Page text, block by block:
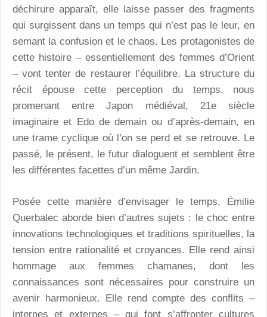
déchirure apparaît, elle laisse passer des fragments
qui surgissent dans un temps qui n’est pas le leur, en
semant la confusion et le chaos. Les protagonistes de
cette histoire – essentiellement des femmes d’Orient
– vont tenter de restaurer l’équilibre. La structure du
récit épouse cette perception du temps, nous
promenant entre Japon médiéval, 21e siècle
imaginaire et Edo de demain ou d’après-demain, en
une trame cyclique où l’on se perd et se retrouve. Le
passé, le présent, le futur dialoguent et semblent être
les différentes facettes d’un même Jardin.
Posée cette manière d’envisager le temps, Émilie
Querbalec aborde bien d’autres sujets : le choc entre
innovations technologiques et traditions spirituelles, la
tension entre rationalité et croyances. Elle rend ainsi
hommage aux femmes chamanes, dont les
connaissances sont nécessaires pour construire un
avenir harmonieux. Elle rend compte des conflits –
internes et externes – qui font s’affronter cultures